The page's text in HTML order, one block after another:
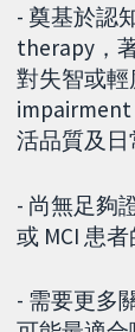
- 奠基於認
therapy，
對失智或
impairment
活品質及日
- 尚無足夠
或 MCI 患
- 需要更多